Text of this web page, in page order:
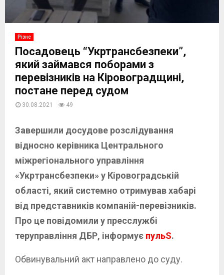
Різне
Посадовець “Укртрансбезпеки”,
який займався поборами з
перевізників на Кіровоградщині,
постане перед судом
30.08.2021 49
Завершили досудове розслідування
відносно керівника Центрального
міжрегіонального управління
«Укртрансбезпеки» у Кіровоградській
області, який системно отримував хабарі
від представників компаній-перевізників.
Про це повідомили у пресслужбі
теруправління ДБР, інформує пульS.
Обвинувальний акт направлено до суду.